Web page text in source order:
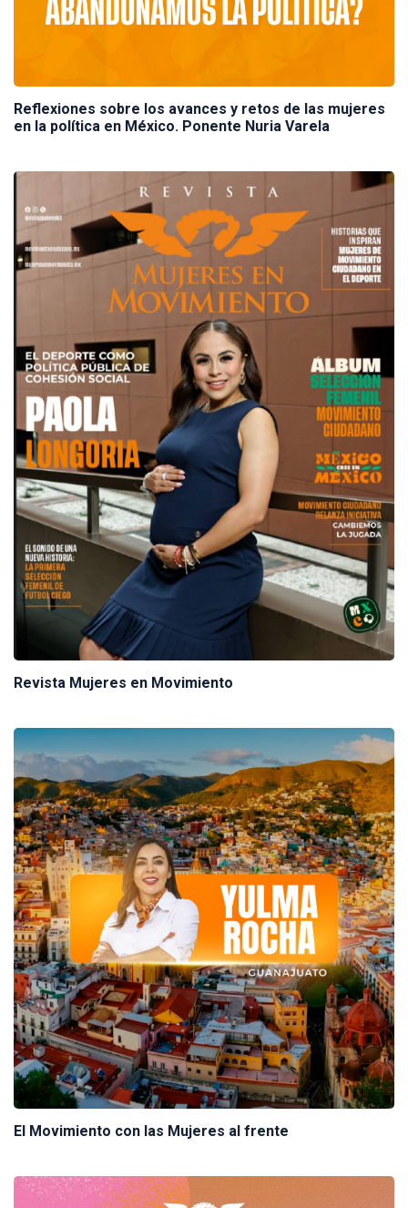
Reflexiones sobre los avances y retos de las mujeres
en la política en México. Ponente Nuria Varela
Revista Mujeres en Movimiento
El Movimiento con las Mujeres al frente